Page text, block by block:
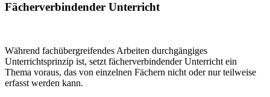
Fächerverbindender Unterricht
Während fachübergreifendes Arbeiten durchgängiges
Unterrichtsprinzip ist, setzt fächerverbindender Unterricht ein
Thema voraus, das von einzelnen Fächern nicht oder nur teilweise
erfasst werden kann.